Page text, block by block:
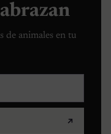
de animales en tu
↗